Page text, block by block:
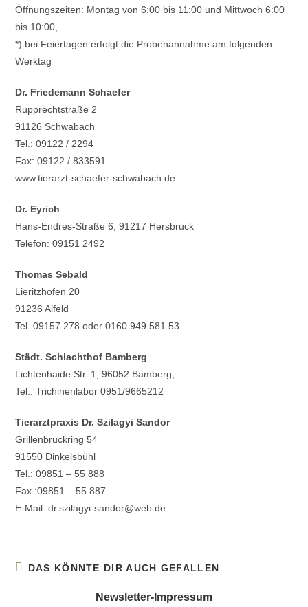
Öffnungszeiten: Montag von 6:00 bis 11:00 und Mittwoch 6:00
bis 10:00,
*) bei Feiertagen erfolgt die Probenannahme am folgenden
Werktag
Dr. Friedemann Schaefer
Rupprechtstraße 2
91126 Schwabach
Tel.: 09122 / 2294
Fax: 09122 / 833591
www.tierarzt-schaefer-schwabach.de
Dr. Eyrich
Hans-Endres-Straße 6, 91217 Hersbruck
Telefon: 09151 2492
Thomas Sebald
Lieritzhofen 20
91236 Alfeld
Tel. 09157.278 oder 0160.949 581 53
Städt. Schlachthof Bamberg
Lichtenhaide Str. 1, 96052 Bamberg,
Tel:: Trichinenlabor 0951/9665212
Tierarztpraxis Dr. Szilagyi Sandor
Grillenbruckring 54
91550 Dinkelsbühl
Tel.: 09851 – 55 888
Fax.:09851 – 55 887
E-Mail: dr.szilagyi-sandor@web.de
DAS KÖNNTE DIR AUCH GEFALLEN
Newsletter-Impressum